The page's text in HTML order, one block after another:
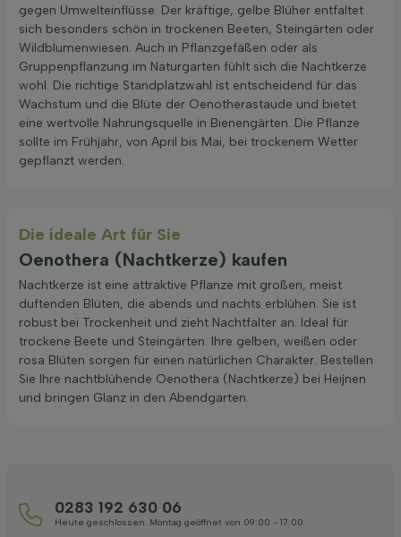
gegen Umwelteinflüsse. Der kräftige, gelbe Blüher entfaltet
sich besonders schön in trockenen Beeten, Steingärten oder
Wildblumenwiesen. Auch in Pflanzgefäßen oder als
Gruppenpflanzung im Naturgarten fühlt sich die Nachtkerze
wohl. Die richtige Standplatzwahl ist entscheidend für das
Wachstum und die Blüte der Oenotherastaude und bietet
eine wertvolle Nahrungsquelle in Bienengärten. Die Pflanze
sollte im Frühjahr, von April bis Mai, bei trockenem Wetter
gepflanzt werden.
Die ideale Art für Sie
Oenothera (Nachtkerze) kaufen
Nachtkerze ist eine attraktive Pflanze mit großen, meist
duftenden Blüten, die abends und nachts erblühen. Sie ist
robust bei Trockenheit und zieht Nachtfalter an. Ideal für
trockene Beete und Steingärten. Ihre gelben, weißen oder
rosa Blüten sorgen für einen natürlichen Charakter. Bestellen
Sie Ihre nachtblühende Oenothera (Nachtkerze) bei Heijnen
und bringen Glanz in den Abendgarten.
0283 192 630 06
Heute geschlossen. Montag geöffnet von 09:00 - 17:00